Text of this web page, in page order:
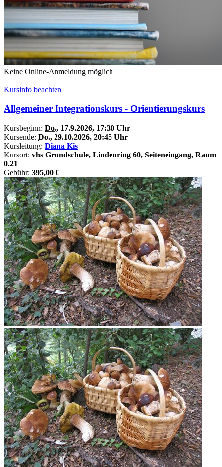
Keine Online-Anmeldung möglich
Kursinfo beachten
Allgemeiner Integrationskurs - Orientierungskurs
Kursbeginn: Do., 17.9.2026, 17:30 Uhr
Kursende: Do., 29.10.2026, 20:45 Uhr
Kursleitung: Diana Kis
Kursort: vhs Grundschule, Lindenring 60, Seiteneingang, Raum
0.21
Gebühr: 395,00 €